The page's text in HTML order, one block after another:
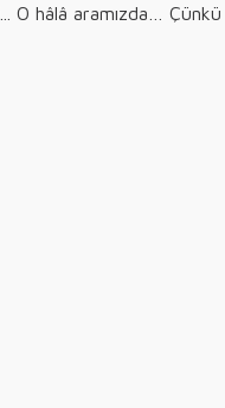
hâlâ aramızda… Çünkü